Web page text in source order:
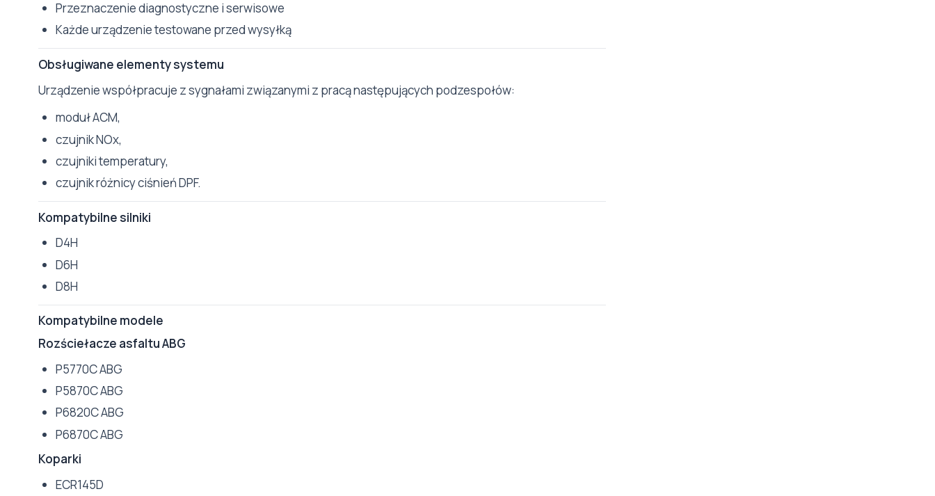
Przeznaczenie diagnostyczne i serwisowe
Każde urządzenie testowane przed wysyłką
Obsługiwane elementy systemu
Urządzenie współpracuje z sygnałami związanymi z pracą następujących podzespołów:
moduł ACM,
czujnik NOx,
czujniki temperatury,
czujnik różnicy ciśnień DPF.
Kompatybilne silniki
D4H
D6H
D8H
Kompatybilne modele
Rozściełacze asfaltu ABG
P5770C ABG
P5870C ABG
P6820C ABG
P6870C ABG
Koparki
ECR145D